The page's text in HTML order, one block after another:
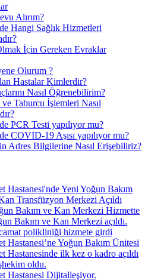
Alırım?
Hangi Sağlık Hizmetleri
İçin Gereken Evraklar
Olurum ?
Hastalar Kimlerdir?
Nasıl Öğrenebilirim?
ve Taburcu İşlemleri Nasıl
PCR Testi yapılıyor mu?
COVID-19 Aşısı yapılıyor mu?
Adres Bilgilerine Nasıl Erişebiliriz?
Hastanesi'nde Yeni Yoğun Bakım
Transfüzyon Merkezi Açıldı
Bakım ve Kan Merkezi Hizmette
Bakım ve Kan Merkezi açıldı.
polikliniği hizmete girdi
Hastanesi’ne Yoğun Bakım Ünitesi
Hastanesinde ilk kez o kadro açıldı
oldu.
Hastanesi Dijitalleşiyor.